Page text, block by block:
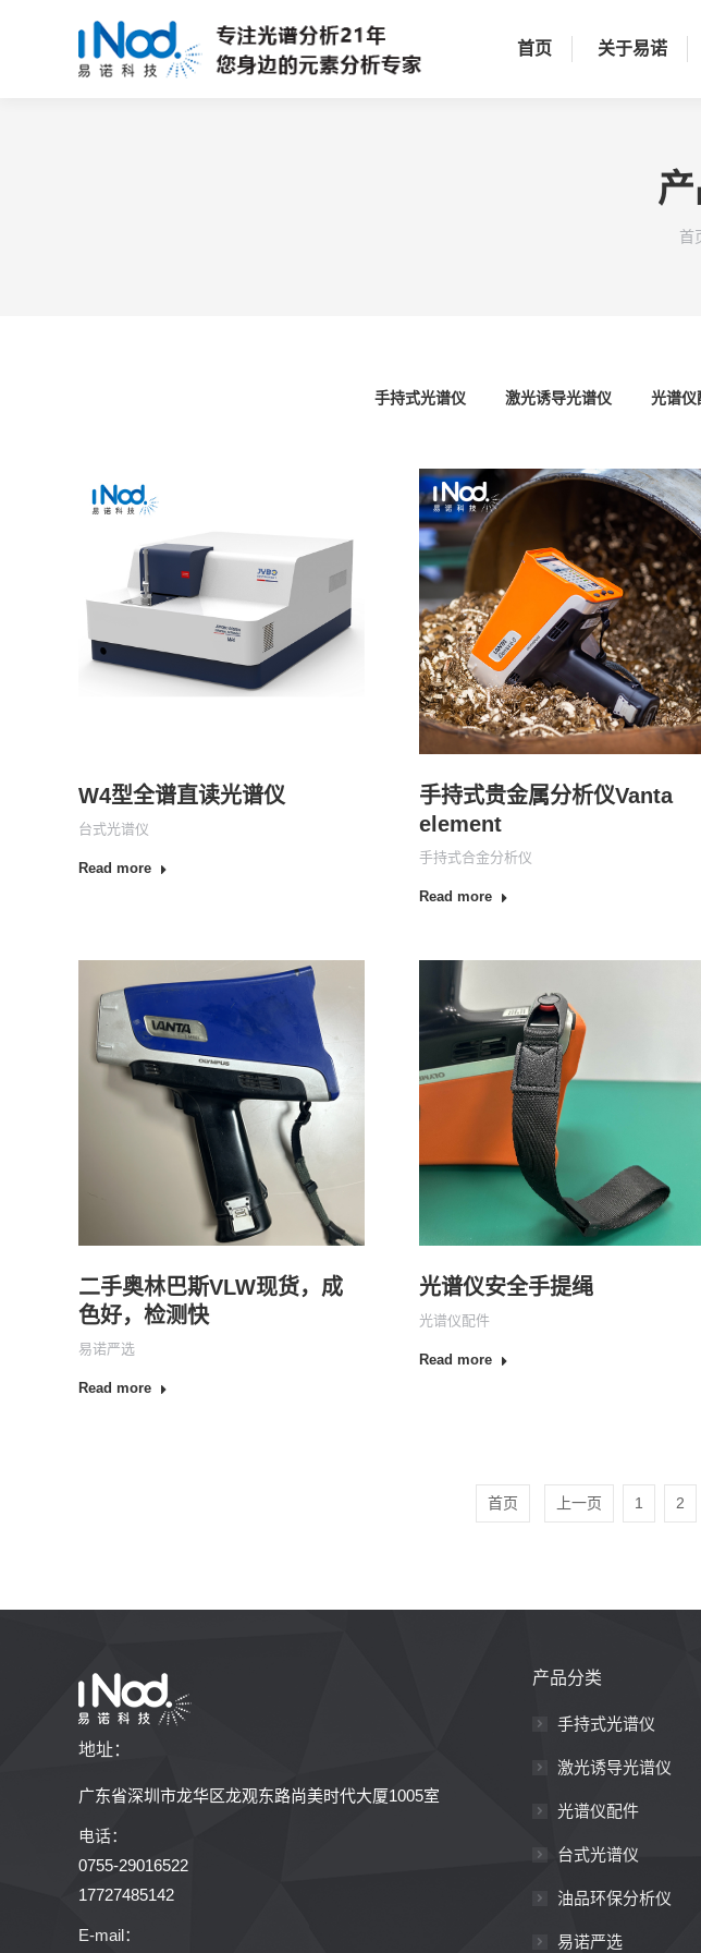
首页 关于易诺
您
首
手持式光谱仪 激光诱导光谱仪 光谱仪
W4型全谱直读光谱仪
台式光谱仪
Read more
手持式贵金属分析仪Vanta
element
手持式合金分析仪
Read more
二手奥林巴斯VLW现货，成
色好，检测快
易诺严选
Read more
光谱仪安全手提绳
光谱仪配件
Read more
首页 上一页 1 2
地址：
广东省深圳市龙华区龙观东路尚美时代大厦1005室
电话：
0755-29016522
17727485142
E-mail：
产品分类
手持式光谱仪
激光诱导光谱仪
光谱仪配件
台式光谱仪
油品环保分析仪
易诺严选